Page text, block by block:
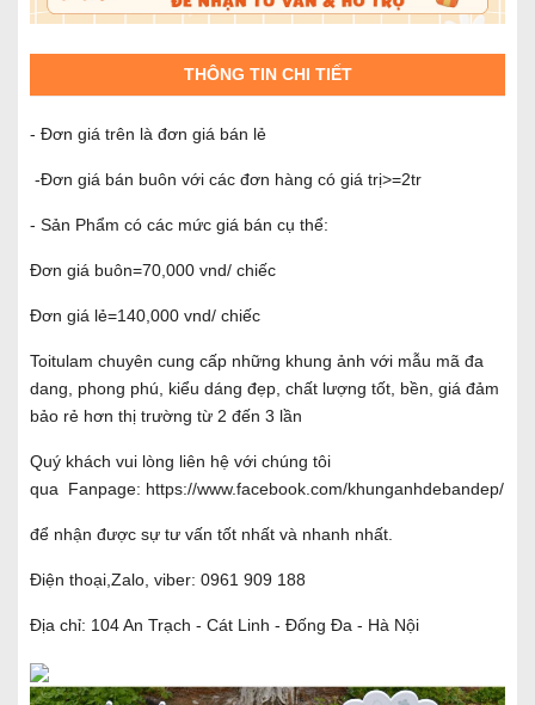
THÔNG TIN CHI TIẾT
- Đơn giá trên là đơn giá bán lẻ
-Đơn giá bán buôn với các đơn hàng có giá trị>=2tr
- Sản Phẩm có các mức giá bán cụ thể:
Đơn giá buôn=70,000 vnd/ chiếc
Đơn giá lẻ=140,000 vnd/ chiếc
Toitulam chuyên cung cấp những khung ảnh với mẫu mã đa
dang, phong phú, kiểu dáng đẹp, chất lượng tốt, bền, giá đảm
bảo rẻ hơn thị trường từ 2 đến 3 lần
Quý khách vui lòng liên hệ với chúng tôi
qua Fanpage: https://www.facebook.com/khunganhdebandep/
để nhận được sự tư vấn tốt nhất và nhanh nhất.
Điện thoại,Zalo, viber: 0961 909 188
Địa chỉ: 104 An Trạch - Cát Linh - Đống Đa - Hà Nội